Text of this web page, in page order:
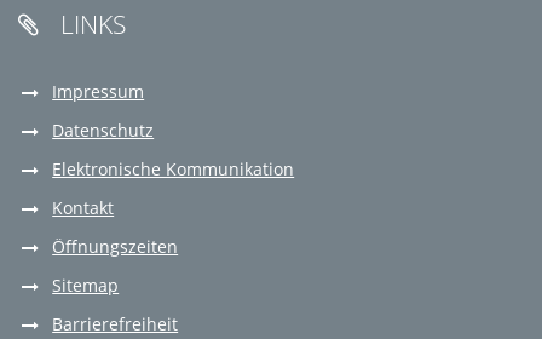
 LINKS
Impressum
Datenschutz
Elektronische Kommunikation
Kontakt
Öffnungszeiten
Sitemap
Barrierefreiheit